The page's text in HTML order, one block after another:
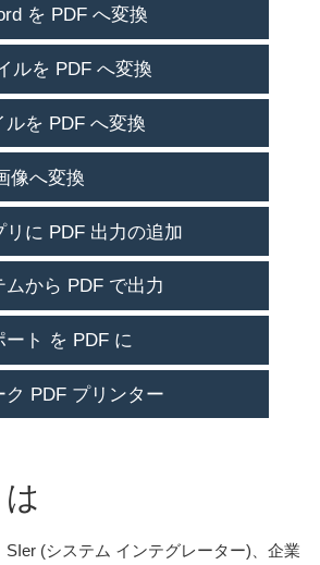
DocConverter 2015 R4.2 リリース
Server 2013 R4.1 リリース
Xtractor 2015 R1.2 リリース
Toolkit 2017 R1.0 リリース
DocConverter 2015 R4.1 リリース
CADConverter 2015 R4.0 リリース
Server 2013 R4.0 リリース
DocConverter 2015 R4.0 リリース
WebGrabber 2016 R2.0 リリース
Xtractor 2015 R1.1 リリース
Portal 2014 R2.1 リリース
CADConverter 2015 R3.1 リリース
Server 2013 R3.1 リリース
WebGrabber 2016 R1.1 リリース
を PDF へ変換
ルを PDF へ変換
ルを PDF へ変換
像へ変換
リに PDF 出力の追加
から PDF で出力
ート を PDF に
ク PDF プリンター
SIer (システム インテグレーター)、企業